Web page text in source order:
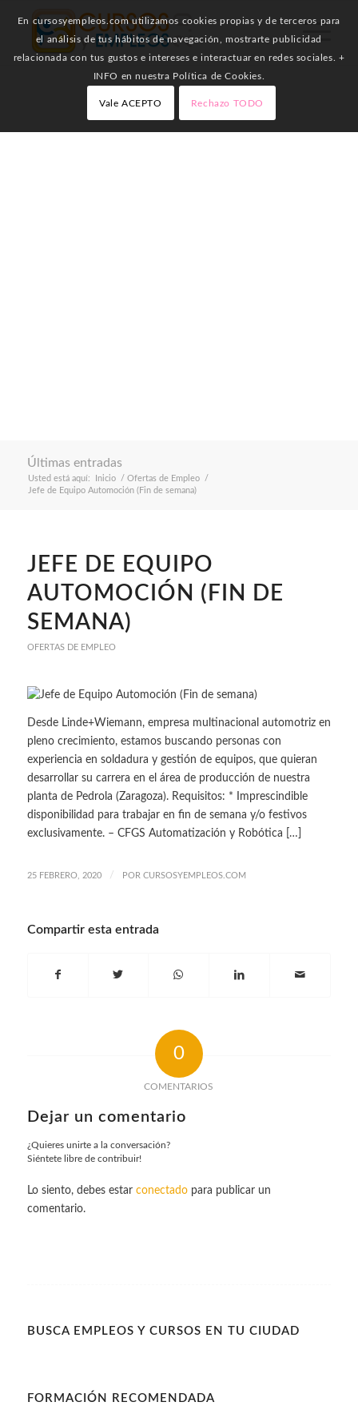
Últimas entradas
Usted está aquí: Inicio / Ofertas de Empleo
/
Jefe de Equipo Automoción (Fin de semana)
JEFE DE EQUIPO
AUTOMOCIÓN (FIN DE
SEMANA)
OFERTAS DE EMPLEO
Desde Linde+Wiemann, empresa multinacional automotriz en
pleno crecimiento, estamos buscando personas con
experiencia en soldadura y gestión de equipos, que quieran
desarrollar su carrera en el área de producción de nuestra
planta de Pedrola (Zaragoza). Requisitos: * Imprescindible
disponibilidad para trabajar en fin de semana y/o festivos
exclusivamente. – CFGS Automatización y Robótica […]
25 FEBRERO, 2020 / POR CURSOSYEMPLEOS.COM
Compartir esta entrada
0
COMENTARIOS
Dejar un comentario
¿Quieres unirte a la conversación?
Siéntete libre de contribuir!
Lo siento, debes estar conectadopara publicar un
comentario.
BUSCA EMPLEOS Y CURSOS EN TU CIUDAD
FORMACIÓN RECOMENDADA
En cursosyempleos.com utilizamos cookies propias y de terceros para
el análisis de tus hábitos de navegación, mostrarte publicidad
relacionada con tus gustos e intereses e interactuar en redes sociales. +
INFO en nuestra Política de Cookies.
Vale ACEPTO Rechazo TODO